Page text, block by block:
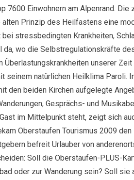
7600 Einwohnern am Alpenrand.
alten Prinzip des Heilfastens eine
stressbedingten Krankheiten,
da, wo die Selbstregulationskräfte
Überlastungskrankheiten unserer
seinem natürlichen Heilklima Paroli.
den beiden Kirchen aufgelegte
Gesprächs- und
im Mittelpunkt steht, zeigt sich
Oberstaufen Tourismus 2009
befreit Urlauber von
Soll die Oberstaufen-PLUS-
oder zur Wanderung sein? Soll